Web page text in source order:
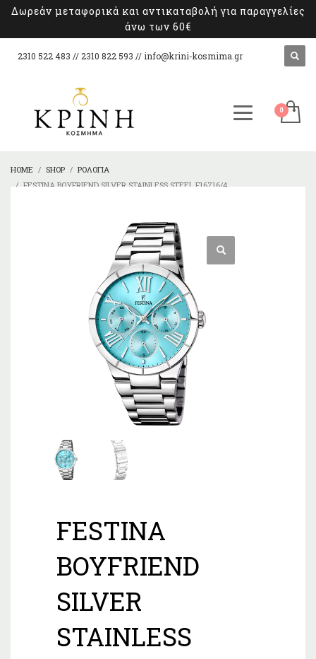
Δωρεάν μεταφορικά και αντικαταβολή για παραγγελίες
άνω των 60€
2310 522 483 // 2310 822 593 // info@krini-kosmima.gr
HOME SHOP
ΡΟΛΌΓΙΑ
FESTINA BOYFRIEND SILVER STAINLESS STEEL F16716/4
FESTINA
BOYFRIEND
SILVER
STAINLESS